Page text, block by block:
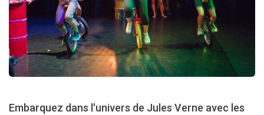
Embarquez dans l'univers de Jules Verne avec les